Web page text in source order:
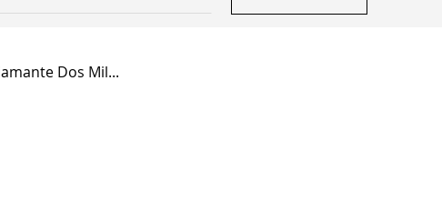
Dos Mil...